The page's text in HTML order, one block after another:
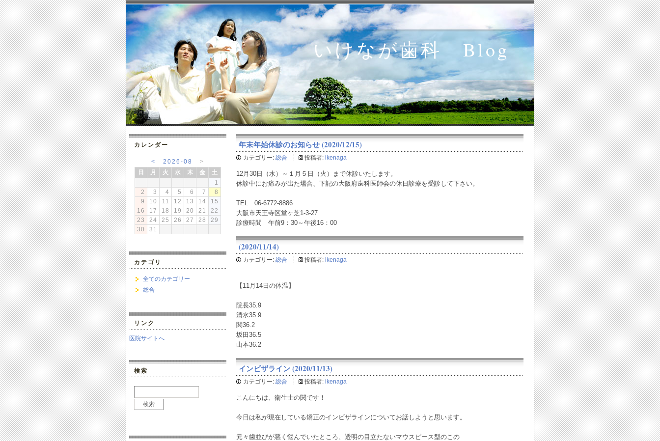
いけなが歯科 Blog
年末年始休診のお知らせ (2020/12/15)
カテゴリー: 総合 投稿者: ikenaga
12月30日（水）～１月５日（火）まで休診いたします。
休診中にお痛みが出た場合、下記の大阪府歯科医師会の休日診療を受診して下さい。
TEL 06-6772-8886
大阪市天王寺区堂ヶ芝1-3-27
診療時間 午前9：30～午後16：00
(2020/11/14)
カテゴリー: 総合 投稿者: ikenaga
【11月14日の体温】
院長35.9
清水35.9
関36.2
坂田36.5
山本36.2
インビザライン (2020/11/13)
カテゴリー: 総合 投稿者: ikenaga
こんにちは、衛生士の関です！
今日は私が現在している矯正のインビザラインについてお話しようと思います。
元々歯並びが悪く悩んでいたところ、透明の目立たないマウスピース型のこの
カレンダー
< 2026-08
>
日
月 火 水 木 金
土
1
2
3 4 5 6 7
8
9
10 11 12 13 14
15
16
17 18 19 20 21
22
23
24 25 26 27 28
29
30
31
カテゴリ
全てのカテゴリー
総合
リンク
医院サイトへ
検索